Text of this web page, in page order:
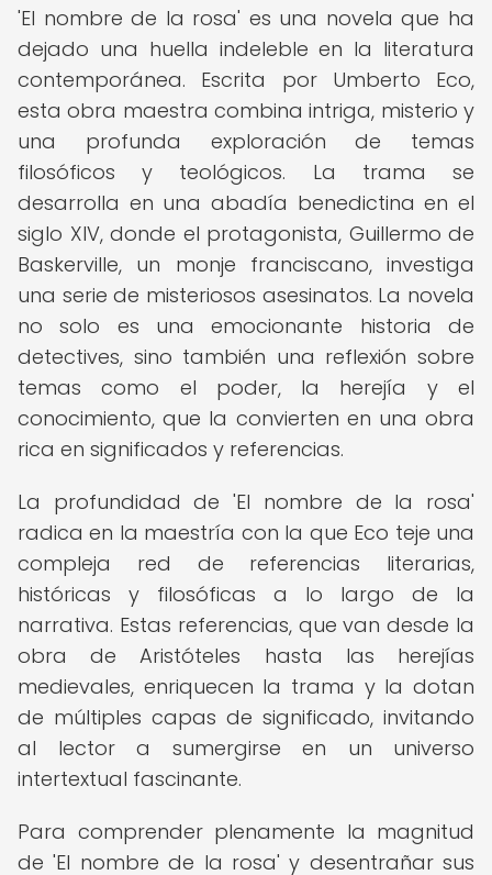
'El nombre de la rosa' es una novela que ha
dejado una huella indeleble en la literatura
contemporánea. Escrita por Umberto Eco,
esta obra maestra combina intriga, misterio y
una profunda exploración de temas
filosóficos y teológicos. La trama se
desarrolla en una abadía benedictina en el
siglo XIV, donde el protagonista, Guillermo de
Baskerville, un monje franciscano, investiga
una serie de misteriosos asesinatos. La novela
no solo es una emocionante historia de
detectives, sino también una reflexión sobre
temas como el poder, la herejía y el
conocimiento, que la convierten en una obra
rica en significados y referencias.
La profundidad de 'El nombre de la rosa'
radica en la maestría con la que Eco teje una
compleja red de referencias literarias,
históricas y filosóficas a lo largo de la
narrativa. Estas referencias, que van desde la
obra de Aristóteles hasta las herejías
medievales, enriquecen la trama y la dotan
de múltiples capas de significado, invitando
al lector a sumergirse en un universo
intertextual fascinante.
Para comprender plenamente la magnitud
de 'El nombre de la rosa' y desentrañar sus